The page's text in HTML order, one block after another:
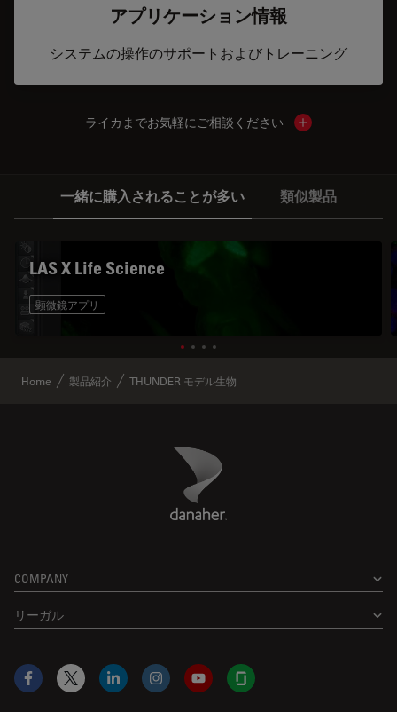
アプリケーション情報
システムの操作のサポートおよびトレーニング
ライカまでお気軽にご相談ください Show local
一緒に購入されることが多い 類似製品
LAS X Life Science
顕微鏡アプリ
Home 製品紹介 THUNDER モデル生物
Danaher Logo
COMPANY
リーガル
Facebook
X LinkedInInstagramYouTubeGlassdoor